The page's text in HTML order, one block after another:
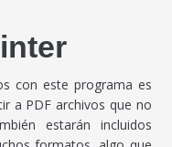
con este programa es
a PDF archivos que no
estarán incluidos